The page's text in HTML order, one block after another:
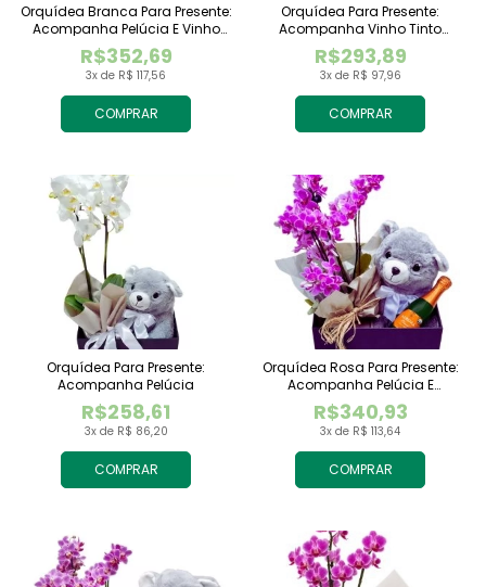
COMPRAR
3x de R$ 117,56
R$352,69
Orquídea Branca Para Presente:
Acompanha Pelúcia E Vinho
Tinto Importado
COMPRAR
3x de R$ 97,96
R$293,89
Orquídea Para Presente:
Acompanha Vinho Tinto
Importado
COMPRAR
3x de R$ 86,20
R$258,61
Orquídea Para Presente:
Acompanha Pelúcia
COMPRAR
3x de R$ 113,64
R$340,93
Orquídea Rosa Para Presente:
Acompanha Pelúcia E
Espumante